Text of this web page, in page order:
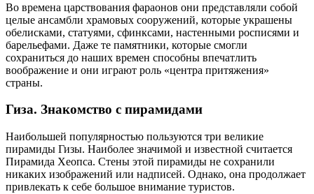
Во времена царствования фараонов они представляли собой
целые ансамбли храмовых сооружений, которые украшены
обелисками, статуями, сфинксами, настенными росписями и
барельефами. Даже те памятники, которые смогли
сохраниться до наших времен способны впечатлить
воображение и они играют роль «центра притяжения»
страны.
Гиза. Знакомство с пирамидами
Наибольшей популярностью пользуются три великие
пирамиды Гизы. Наиболее значимой и известной считается
Пирамида Хеопса. Стены этой пирамиды не сохранили
никаких изображений или надписей. Однако, она продолжает
привлекать к себе большое внимание туристов.